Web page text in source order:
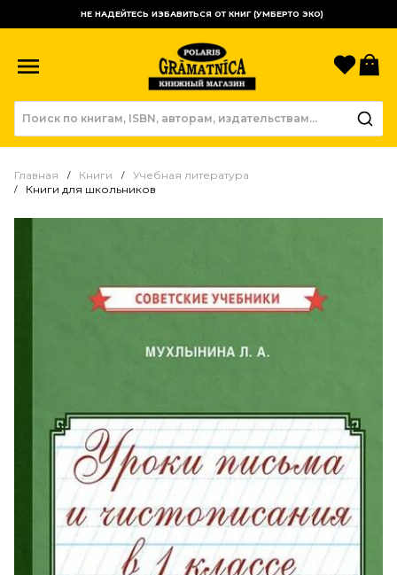
НЕ НАДЕЙТЕСЬ ИЗБАВИТЬСЯ ОТ КНИГ (УМБЕРТО ЭКО)
Главная Книги
Учебная литература
Книги для школьников